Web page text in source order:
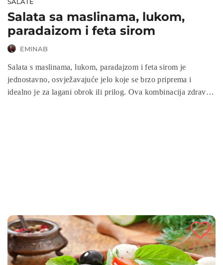
Salata sa maslinama, lukom,
paradaizom i feta sirom
EMINAB
Salata s maslinama, lukom, paradajzom i feta sirom je
jednostavno, osvježavajuće jelo koje se brzo priprema i
idealno je za lagani obrok ili prilog. Ova kombinacija zdravih